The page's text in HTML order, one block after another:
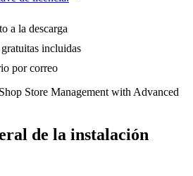
a la descarga
incluidas
por correo
Store Management with Advanced
de la instalación